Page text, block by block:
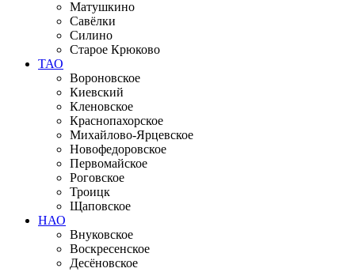
Матушкино
Савёлки
Силино
Старое Крюково
ТАО
Вороновское
Киевский
Кленовское
Краснопахорское
Михайлово-Ярцевское
Новофедоровское
Первомайское
Роговское
Троицк
Щаповское
НАО
Внуковское
Воскресенское
Десёновское